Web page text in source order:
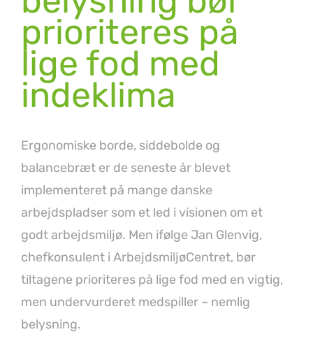
prioriteres på
lige fod med
indeklima
Ergonomiske borde, siddebolde og
balancebræt er de seneste år blevet
implementeret på mange danske
arbejdspladser som et led i visionen om et
godt arbejdsmiljø. Men ifølge Jan Glenvig,
chefkonsulent i ArbejdsmiljøCentret, bør
tiltagene prioriteres på lige fod med en vigtig,
men undervurderet medspiller – nemlig
belysning.